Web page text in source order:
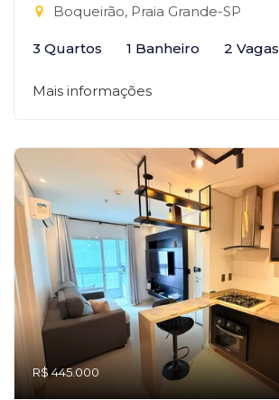
Boqueirão, Praia Grande-SP
3 Quartos 1 Banheiro 2 Vagas
Mais informações
R$ 445.000